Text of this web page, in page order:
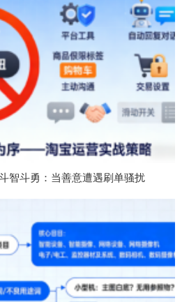
智斗勇：当善意遭遇刷单骚扰